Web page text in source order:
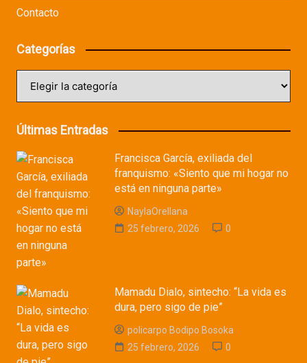
Contacto
Categorías
Últimas Entradas
Francisca García, exiliada del
franquismo: «Siento que mi hogar no
está en ninguna parte»
NaylaOrellana
25 febrero, 2026
0
Mamadu Dialo, sintecho: “La vida es
dura, pero sigo de pie”
policarpo Bodipo Bosoka
25 febrero, 2026
0